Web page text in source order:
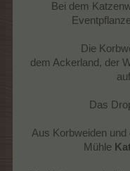
Bei dem
Die
dem Ackerland, der
Das
Aus Korbweiden
Mühle